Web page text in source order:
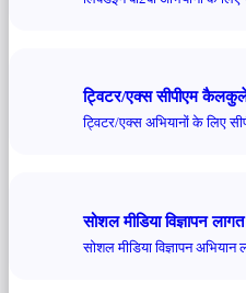
ट्विटर/एक्स सीपीएम
ट्विटर/एक्स अभियानों के लिए
सोशल मीडिया विज्ञापन
सोशल मीडिया विज्ञापन